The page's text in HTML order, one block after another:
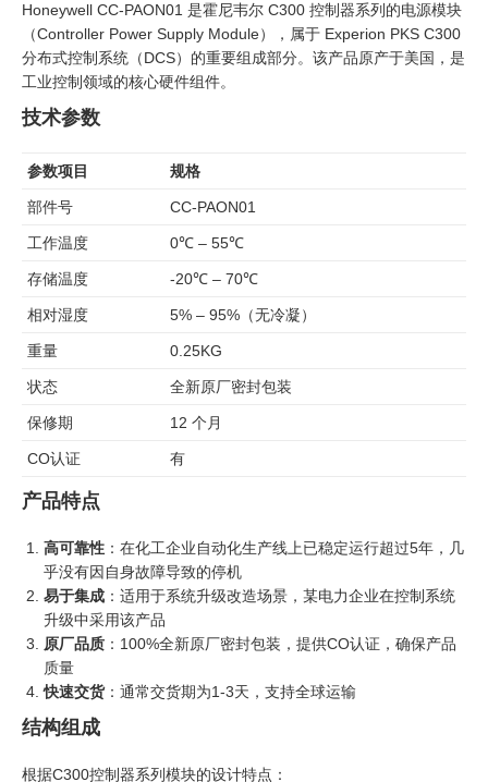
Honeywell CC-PAON01 是霍尼韦尔 C300 控制器系列的电源模块
（Controller Power Supply Module），属于 Experion PKS C300
分布式控制系统（DCS）的重要组成部分。该产品原产于美国，是
工业控制领域的核心硬件组件。
技术参数
参数项目 规格
部件号 CC-PAON01
工作温度 0℃ – 55℃
存储温度 -20℃ – 70℃
相对湿度 5% – 95%（无冷凝）
重量 0.25KG
状态 全新原厂密封包装
保修期 12 个月
CO认证 有
产品特点
高可靠性 ：在化工企业自动化生产线上已稳定运行超过5年，几
乎没有因自身故障导致的停机
易于集成 ：适用于系统升级改造场景，某电力企业在控制系统
升级中采用该产品
原厂品质 ：100%全新原厂密封包装，提供CO认证，确保产品
质量
快速交货：通常交货期为1-3天，支持全球运输
结构组成
根据C300控制器系列模块的设计特点：